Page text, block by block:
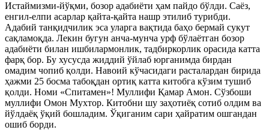
Истаймизми-йўқми, бозор адабиёти ҳам пайдо бўлди. Саёз,
енгил-елпи асарлар қайта-қайта нашр этилиб турибди.
Адабий танқидчилик эса уларга вақтида баҳо бермай сукут
сақламоқда. Лекин бугун анча-мунча урф бўлаётган бозор
адабиёти билан ишбилармонлик, тадбиркорлик орасида катта
фарқ бор. Бу хусусда жиддий ўйлаб юрганимда бирдан
омадим чопиб қолди. Навоий кўчасидаги расталардан бирида
ҳажми 25 босма табоқдан ортиқ катта китобга кўзим тушиб
қолди. Номи «Спитамен»! Муллифи Қамар Амон. Сўзбоши
муллифи Омон Мухтор. Китобни шу заҳотиёқ сотиб олдим ва
йўлдаёқ ўқий бошладим. Ўқиганим сари ҳайратим ошгандан
ошиб борди.